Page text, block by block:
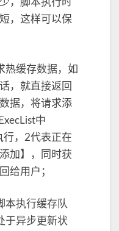
，脚本执行时
，这样可以保
热缓存数据，如
，就直接返回
据，将请求添
中
行，2代表正在
加】，同时获
给用户；
本执行缓存队
于异步更新状